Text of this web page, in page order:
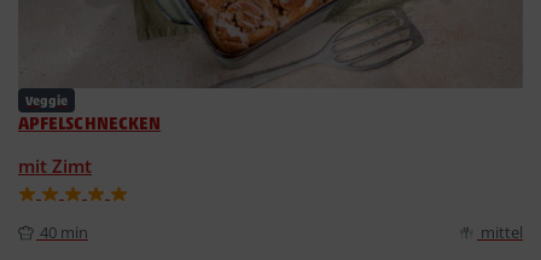
Veggie
APFELSCHNECKEN
mit Zimt
40 min mittel